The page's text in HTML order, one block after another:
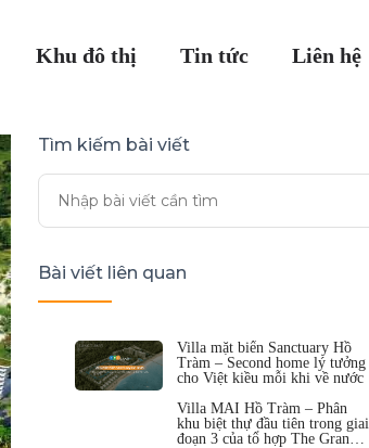
Khu đô thị Tin tức Liên hệ
Tìm kiếm bài viết
Bài viết liên quan
Villa mặt biển Sanctuary Hồ
Tràm – Second home lý tưởng
cho Việt kiều mỗi khi về nước
Villa MAI Hồ Tràm – Phân
khu biệt thự đầu tiên trong giai
đoạn 3 của tổ hợp The Grand